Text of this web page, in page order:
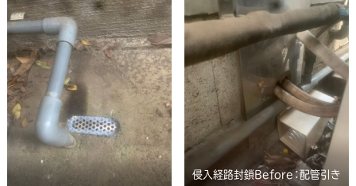
侵入経路封鎖Before：配管引き